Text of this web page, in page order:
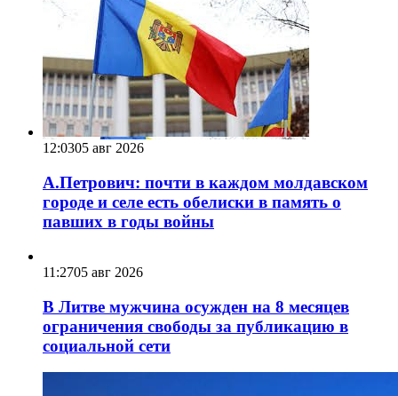
12:0305 авг 2026
А.Петрович: почти в каждом молдавском
городе и селе есть обелиски в память о
павших в годы войны
11:2705 авг 2026
В Литве мужчина осужден на 8 месяцев
ограничения свободы за публикацию в
социальной сети